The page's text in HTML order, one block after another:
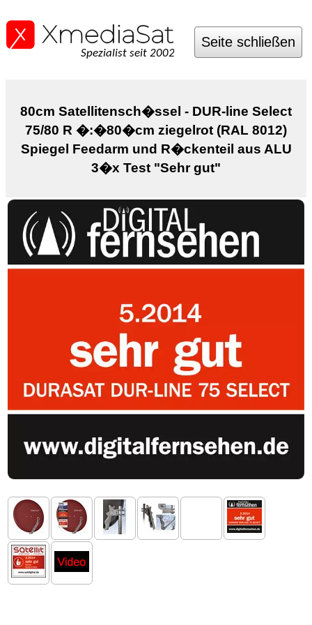
Spezialist seit 2002
Seite schließen
80cm Satellitensch�ssel - DUR-line Select
75/80 R �:�80�cm ziegelrot (RAL 8012)
Spiegel Feedarm und R�ckenteil aus ALU
3�x Test "Sehr gut"